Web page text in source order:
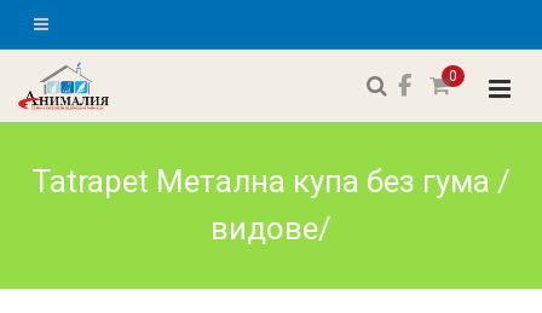
0
Tatrapet Метална купа без гума /
видове/